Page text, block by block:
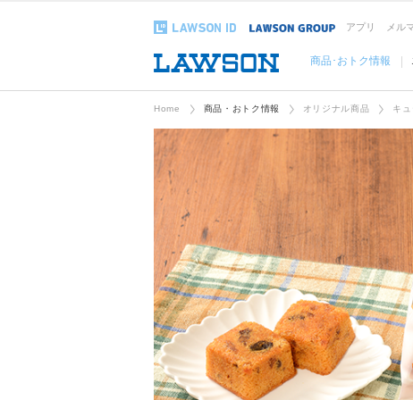
アプリ メル
商品･おトク情報
Home 商品・おトク情報 オリジナル商品 キ